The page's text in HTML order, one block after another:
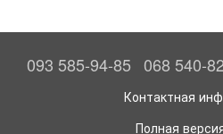
093 585-94-85 068 540-
Контактная
Полная